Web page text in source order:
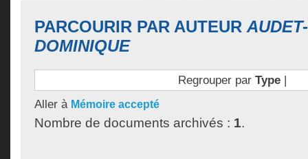
PARCOURIR PAR AUTEUR
DOMINIQUE
Regrouper par Type|
Aller à Mémoire accepté
Nombre de documents archivés : 1.